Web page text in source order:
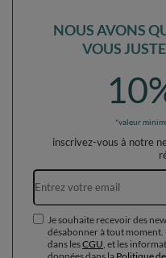
NOUS AVONS
VOUS
*valeur
inscrivez-vous à notre
Je souhaite recevoir des
désabonner à tout
dans lesCGU , et les